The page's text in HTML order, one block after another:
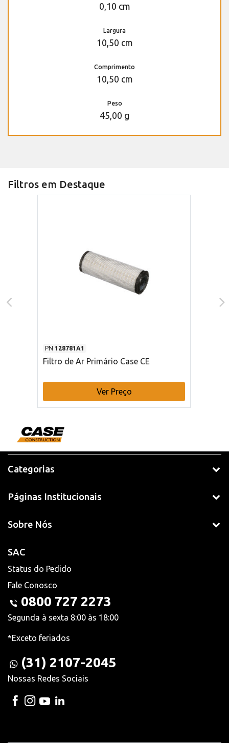
0,10 cm
Largura
10,50 cm
Comprimento
10,50 cm
Peso
45,00 g
Filtros em Destaque
PN 128781A1
Filtro de Ar Primário Case CE
Ver Preço
Categorias
Páginas Institucionais
Sobre Nós
SAC
Status do Pedido
Fale Conosco
0800 727 2273
Segunda à sexta 8:00 às 18:00
*Exceto feriados
(31) 2107-2045
Nossas Redes Sociais